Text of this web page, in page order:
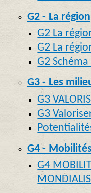
G2 - La région
G2 La
G2 La
G2
G3 - Les
G3
G3
G4 -
G4